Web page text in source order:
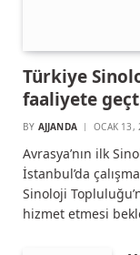
Türkiye
faaliyete
BY AJJANDA OCAK 13,
Avrasya’nın ilk
İstanbul’da
Sinoloji
hizmet etmesi